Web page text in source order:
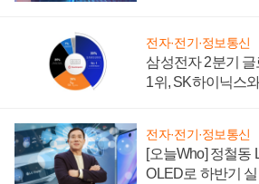
전자·전기·정보통신
삼성전자 2분기
1위, SK하이닉스
전자·전기·정보통신
[오늘Who] 정철동
OLED로 하반기